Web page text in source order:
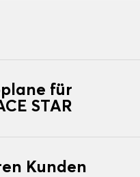
für
STAR
Kunden